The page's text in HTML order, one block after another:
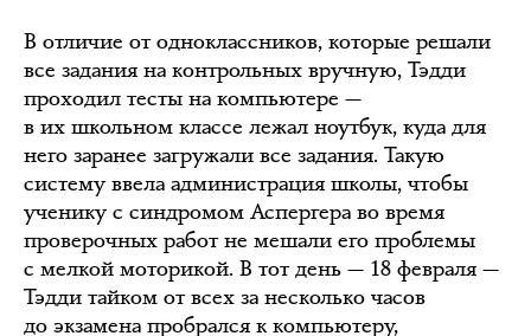
В отличие от одноклассников, которые решали
все задания на контрольных вручную, Тэдди
проходил тесты на компьютере —
в их школьном классе лежал ноутбук, куда для
него заранее загружали все задания. Такую
систему ввела администрация школы, чтобы
ученику с синдромом Аспергера во время
проверочных работ не мешали его проблемы
с мелкой моторикой. В тот день — 18 февраля —
Тэдди тайком от всех за несколько часов
до экзамена пробрался к компьютеру,